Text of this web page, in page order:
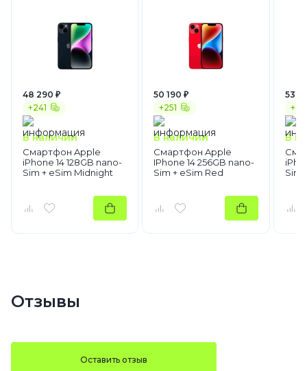
+241
48 290 ₽
В наличии
Смартфон Apple
iPhone 14 128GB nano-
Sim + eSim Midnight
+251
50 190 ₽
В наличии
Смартфон Apple
IPhone 14 256GB nano-
Sim + eSim Red
53
В
Sim
Отзывы
Оставить отзыв